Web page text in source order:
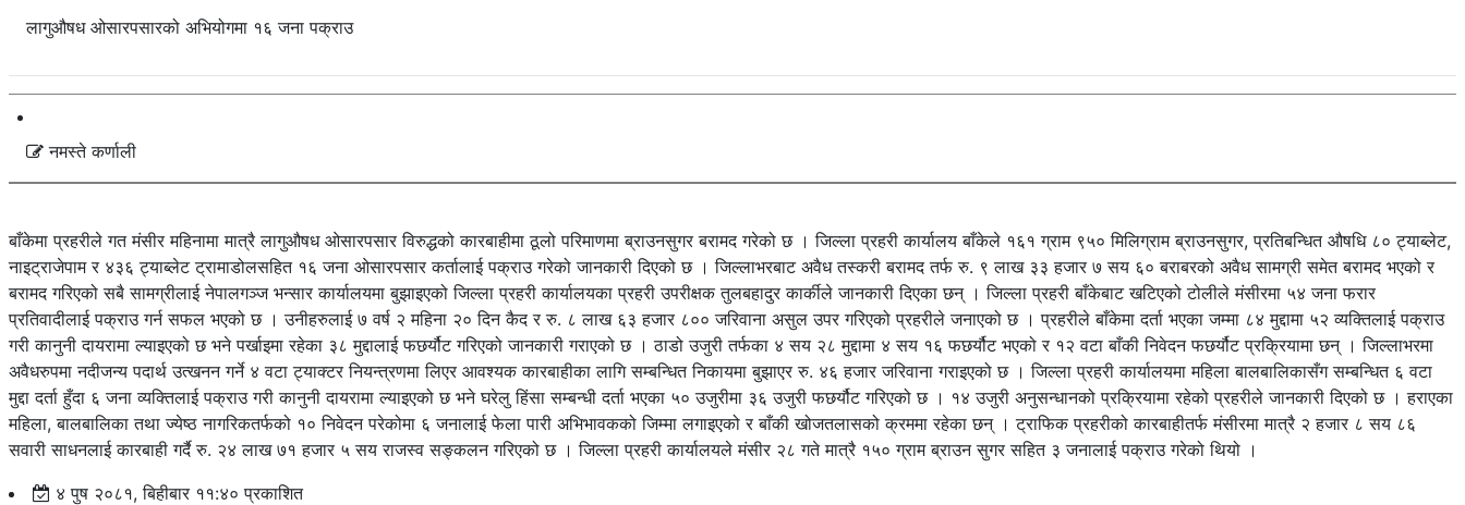
लागुऔषध ओसारपसारको अभियोगमा १६ जना पक्राउ
नमस्ते कर्णाली
बाँकेमा प्रहरीले गत मंसीर महिनामा मात्रै लागुऔषध ओसारपसार विरुद्धको कारबाहीमा ठूलो परिमाणमा ब्राउनसुगर बरामद गरेको छ । जिल्ला प्रहरी कार्यालय बाँकेले १६१ ग्राम ९५० मिलिग्राम ब्राउनसुगर, प्रतिबन्धित औषधि ८० ट्याब्लेट,
नाइट्राजेपाम र ४३६ ट्याब्लेट ट्रामाडोलसहित १६ जना ओसारपसार कर्तालाई पक्राउ गरेको जानकारी दिएको छ । जिल्लाभरबाट अवैध तस्करी बरामद तर्फ रु. ९ लाख ३३ हजार ७ सय ६० बराबरको अवैध सामग्री समेत बरामद भएको र
बरामद गरिएको सबै सामग्रीलाई नेपालगञ्ज भन्सार कार्यालयमा बुझाइएको जिल्ला प्रहरी कार्यालयका प्रहरी उपरीक्षक तुलबहादुर कार्कीले जानकारी दिएका छन् । जिल्ला प्रहरी बाँकेबाट खटिएको टोलीले मंसीरमा ५४ जना फरार
प्रतिवादीलाई पक्राउ गर्न सफल भएको छ । उनीहरुलाई ७ वर्ष २ महिना २० दिन कैद र रु. ८ लाख ६३ हजार ८०० जरिवाना असुल उपर गरिएको प्रहरीले जनाएको छ । प्रहरीले बाँकेमा दर्ता भएका जम्मा ८४ मुद्दामा ५२ व्यक्तिलाई पक्राउ
गरी कानुनी दायरामा ल्याइएको छ भने पर्खाइमा रहेका ३८ मुद्दालाई फछर्यौट गरिएको जानकारी गराएको छ । ठाडो उजुरी तर्फका ४ सय २८ मुद्दामा ४ सय १६ फछर्यौट भएको र १२ वटा बाँकी निवेदन फछर्यौट प्रक्रियामा छन् । जिल्लाभरमा
अवैधरुपमा नदीजन्य पदार्थ उत्खनन गर्ने ४ वटा ट्याक्टर नियन्त्रणमा लिएर आवश्यक कारबाहीका लागि सम्बन्धित निकायमा बुझाएर रु. ४६ हजार जरिवाना गराइएको छ । जिल्ला प्रहरी कार्यालयमा महिला बालबालिकासँग सम्बन्धित ६ वटा
मुद्दा दर्ता हुँदा ६ जना व्यक्तिलाई पक्राउ गरी कानुनी दायरामा ल्याइएको छ भने घरेलु हिंसा सम्बन्धी दर्ता भएका ५० उजुरीमा ३६ उजुरी फछर्यौट गरिएको छ । १४ उजुरी अनुसन्धानको प्रक्रियामा रहेको प्रहरीले जानकारी दिएको छ । हराएका
महिला, बालबालिका तथा ज्येष्ठ नागरिकतर्फको १० निवेदन परेकोमा ६ जनालाई फेला पारी अभिभावकको जिम्मा लगाइएको र बाँकी खोजतलासको क्रममा रहेका छन् । ट्राफिक प्रहरीको कारबाहीतर्फ मंसीरमा मात्रै २ हजार ८ सय ८६
सवारी साधनलाई कारबाही गर्दै रु. २४ लाख ७१ हजार ५ सय राजस्व सङ्कलन गरिएको छ । जिल्ला प्रहरी कार्यालयले मंसीर २८ गते मात्रै १५० ग्राम ब्राउन सुगर सहित ३ जनालाई पक्राउ गरेको थियो ।
४ पुष २०८१, बिहीबार ११:४० प्रकाशित